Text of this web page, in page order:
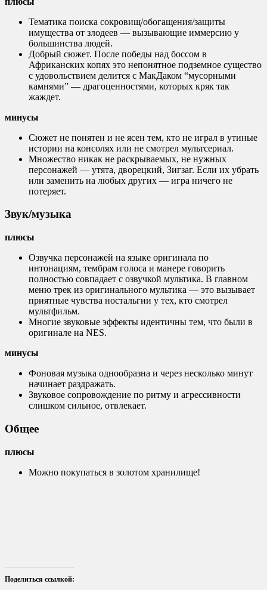
Тематика поиска сокровищ/обогащения/защиты
имущества от злодеев — вызывающие иммерсию у
большинства людей.
Добрый сюжет. После победы над боссом в
Африканских копях это непонятное подземное существо
с удовольствием делится с МакДаком “мусорными
камнями” — драгоценностями, которых кряк так
жаждет.
минусы
Сюжет не понятен и не ясен тем, кто не играл в утиные
истории на консолях или не смотрел мультсериал.
Множество никак не раскрываемых, не нужных
персонажей — утята, дворецкий, Зигзаг. Если их убрать
или заменить на любых других — игра ничего не
потеряет.
Звук/музыка
плюсы
Озвучка персонажей на языке оригинала по
интонациям, тембрам голоса и манере говорить
полностью совпадает с озвучкой мультика. В главном
меню трек из оригинального мультика — это вызывает
приятные чувства ностальгии у тех, кто смотрел
мультфильм.
Многие звуковые эффекты идентичны тем, что были в
оригинале на NES.
минусы
Фоновая музыка однообразна и через несколько минут
начинает раздражать.
Звуковое сопровождение по ритму и агрессивности
слишком сильное, отвлекает.
Общее
плюсы
Можно покупаться в золотом хранилище!
Поделиться ссылкой: